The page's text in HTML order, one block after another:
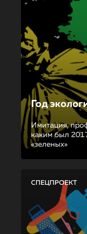
Год
Имитация,
каким был
«зеленых»
СПЕЦПРОЕКТ